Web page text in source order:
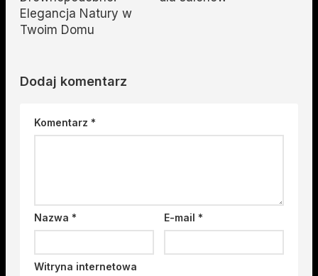
Elegancja Natury w
Twoim Domu
Dodaj komentarz
Komentarz *
Nazwa * E-mail*
Witryna internetowa